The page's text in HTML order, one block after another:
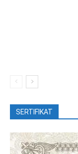
SERTIFIKAT